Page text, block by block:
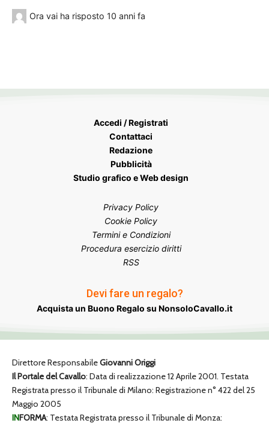
Ora vai ha risposto 10 anni fa
Accedi / Registrati
Contattaci
Redazione
Pubblicità
Studio grafico e Web design
Privacy Policy
Cookie Policy
Termini e Condizioni
Procedura esercizio diritti
RSS
Devi fare un regalo?
Acquista un Buono Regalo su NonsoloCavallo.it
Direttore ResponsabileGiovanni Origgi
Il Portale del Cavallo: Data di realizzazione 12 Aprile 2001. Testata
Registrata presso il Tribunale di Milano: Registrazione n° 422 del 25
Maggio 2005
INFORMA: Testata Registrata presso il Tribunale di Monza: